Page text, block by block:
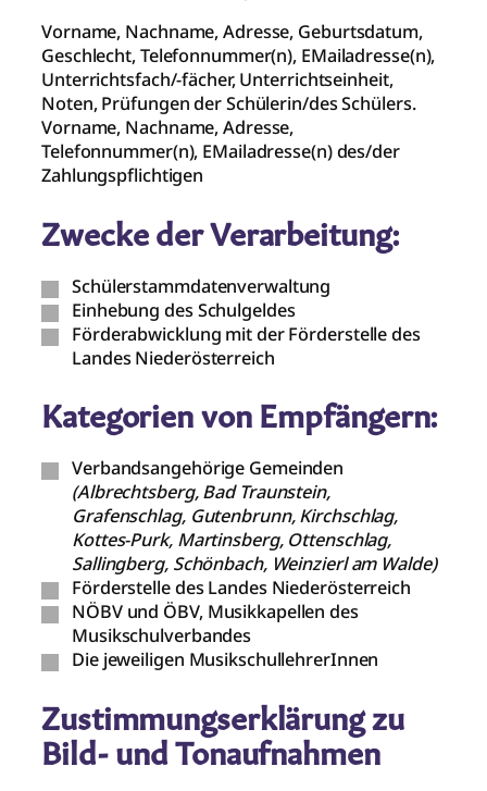
Vorname, Nachname, Adresse, Geburtsdatum,
Geschlecht, Telefonnummer(n), EMailadresse(n),
Unterrichtsfach/-fächer, Unterrichtseinheit,
Noten, Prüfungen der Schülerin/des Schülers.
Vorname, Nachname, Adresse,
Telefonnummer(n), EMailadresse(n) des/der
Zahlungspflichtigen
Zwecke der Verarbeitung:
Schülerstammdatenverwaltung
Einhebung des Schulgeldes
Förderabwicklung mit der Förderstelle des
Landes Niederösterreich
Kategorien von Empfängern:
Verbandsangehörige Gemeinden
(Albrechtsberg, Bad Traunstein,
Grafenschlag, Gutenbrunn, Kirchschlag,
Kottes-Purk, Martinsberg, Ottenschlag,
Sallingberg, Schönbach, Weinzierl am Walde)
Förderstelle des Landes Niederösterreich
NÖBV und ÖBV, Musikkapellen des
Musikschulverbandes
Die jeweiligen MusikschullehrerInnen
Zustimmungserklärung zu
Bild- und Tonaufnahmen